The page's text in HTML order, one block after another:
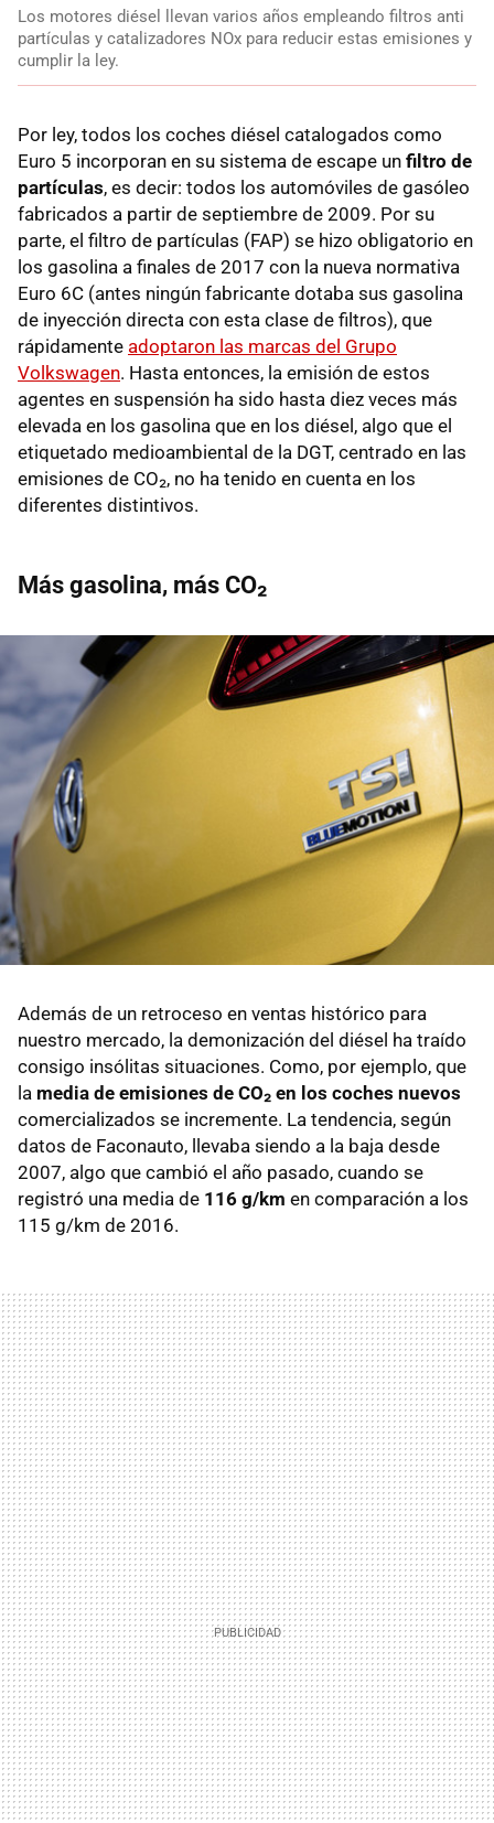
Los motores diésel llevan varios años empleando filtros anti
partículas y catalizadores NOx para reducir estas emisiones y
cumplir la ley.
Por ley, todos los coches diésel catalogados como
Euro 5 incorporan en su sistema de escape un filtro de
partículas, es decir: todos los automóviles de gasóleo
fabricados a partir de septiembre de 2009. Por su
parte, el filtro de partículas (FAP) se hizo obligatorio en
los gasolina a finales de 2017 con la nueva normativa
Euro 6C (antes ningún fabricante dotaba sus gasolina
de inyección directa con esta clase de filtros), que
rápidamente adoptaron las marcas del Grupo
Volkswagen. Hasta entonces, la emisión de estos
agentes en suspensión ha sido hasta diez veces más
elevada en los gasolina que en los diésel, algo que el
etiquetado medioambiental de la DGT, centrado en las
emisiones de CO₂, no ha tenido en cuenta en los
diferentes distintivos.
Más gasolina, más CO₂
Además de un retroceso en ventas histórico para
nuestro mercado, la demonización del diésel ha traído
consigo insólitas situaciones. Como, por ejemplo, que
la media de emisiones de CO₂ en los coches nuevos
comercializados se incremente. La tendencia, según
datos de Faconauto, llevaba siendo a la baja desde
2007, algo que cambió el año pasado, cuando se
registró una media de 116 g/km en comparación a los
115 g/km de 2016.